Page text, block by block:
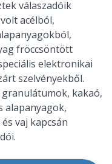
válaszadóik
acélból,
fröccsöntött
elektronikai
szelvényekből.
kakaó,
alapanyagok,
vaj kapcsán